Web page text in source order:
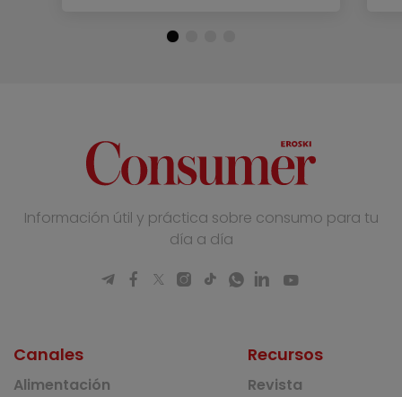
Información útil y práctica sobre consumo para tu
día a día
Canales
Alimentación
Recursos
Revista